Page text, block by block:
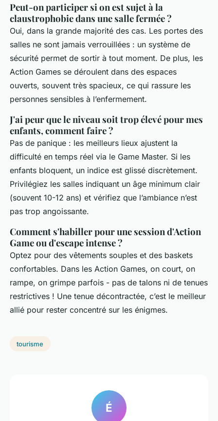
Peut-on participer si on est sujet à la
claustrophobie dans une salle fermée ?
Oui, dans la grande majorité des cas. Les portes des
salles ne sont jamais verrouillées : un système de
sécurité permet de sortir à tout moment. De plus, les
Action Games se déroulent dans des espaces
ouverts, souvent très spacieux, ce qui rassure les
personnes sensibles à l’enfermement.
J'ai peur que le niveau soit trop élevé pour mes
enfants, comment faire ?
Pas de panique : les meilleurs lieux ajustent la
difficulté en temps réel via le Game Master. Si les
enfants bloquent, un indice est glissé discrètement.
Privilégiez les salles indiquant un âge minimum clair
(souvent 10-12 ans) et vérifiez que l’ambiance n’est
pas trop angoissante.
Comment s'habiller pour une session d'Action
Game ou d'escape intense ?
Optez pour des vêtements souples et des baskets
confortables. Dans les Action Games, on court, on
rampe, on grimpe parfois - pas de talons ni de tenues
restrictives ! Une tenue décontractée, c’est le meilleur
allié pour rester concentré sur les énigmes.
tourisme
É